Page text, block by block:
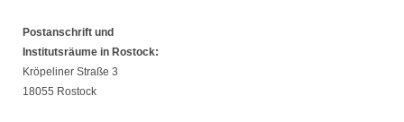
Postanschrift und
Institutsräume in Rostock:
Kröpeliner Straße 3
18055 Rostock